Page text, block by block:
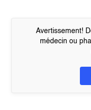
Avertissement!
médecin ou